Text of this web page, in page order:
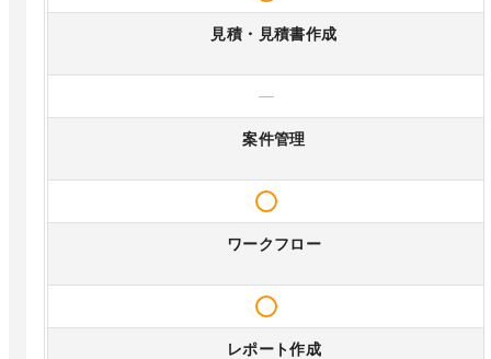
見積・見積書作成
—
案件管理
ワークフロー
レポート作成